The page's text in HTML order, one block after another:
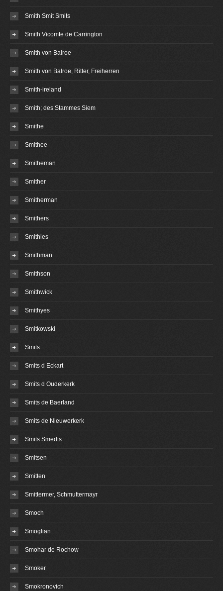
Smith Smit Smits
Smith Vicomte de Carrington
Smith von Balroe
Smith von Balroe, Ritter, Freiherren
Smith-ireland
Smith; des Stammes Siem
Smithe
Smithee
Smitheman
Smither
Smitherman
Smithers
Smithies
Smithman
Smithson
Smithwick
Smithyes
Smitkowski
Smits
Smits d Eckart
Smits d Ouderkerk
Smits de Baerland
Smits de Nieuwerkerk
Smits Smedts
Smitsen
Smitten
Smittermer, Schmuttermayr
Smoch
Smoglian
Smohar de Rochow
Smoker
Smokronovich